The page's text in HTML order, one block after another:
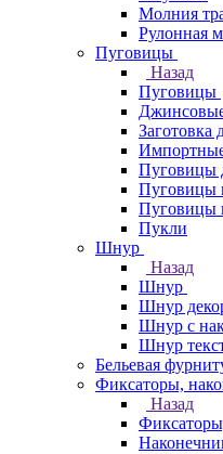
Молния
Рулонная
Пуговицы
Назад
Пуговицы
Заготовка
Пуговицы
Пуговицы
Пуговицы
Пукли
Шнур
Назад
Шнур
Шнур
Шнур с
Шнур
Бельевая
Фиксаторы,
Назад